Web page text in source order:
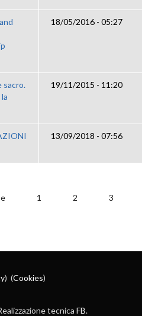
18/05/2016 - 05:27
sacro.
19/11/2015 - 11:20
13/09/2018 - 07:56
1 2
3
) (Cookies)
tecnica FB.